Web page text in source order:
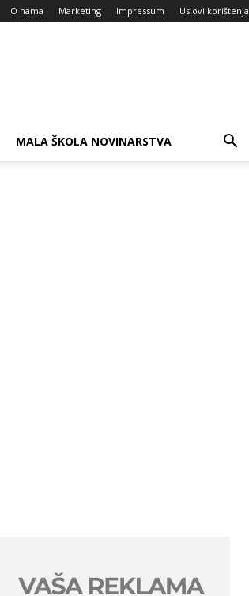
O nama Marketing Impressum Uslovi korištenja
MALA ŠKOLA NOVINARSTVA